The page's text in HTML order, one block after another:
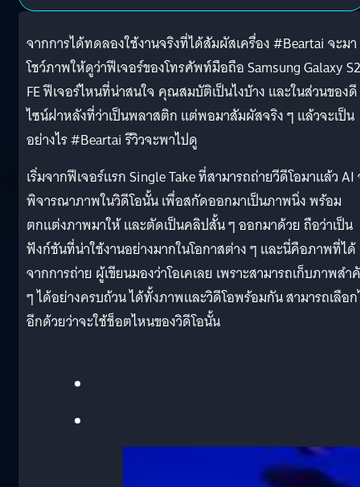
จากการได้ทดลองใช้งานจริงที่ได้สัมผัสเครื่อง #Beartai จะมา
โชว์ภาพให้ดูว่าฟีเจอร์ของโทรศัพท์มือถือ Samsung Galaxy
FE ฟีเจอร์ไหนที่น่าสนใจ คุณสมบัติเป็นไงบ้าง และในส่วนของดี
ไซน์ฝาหลังที่ว่าเป็นพลาสติก แต่พอมาสัมผัสจริง ๆ แล้วจะเป็น
อย่างไร #Beartai รีวิวจะพาไปดู
เริ่มจากฟีเจอร์แรก Single Take ที่สามารถถ่ายวีดีโอมาแล้ว AI
พิจารณาภาพในวิดีโอนั้น เพื่อสกัดออกมาเป็นภาพนิ่ง พร้อม
ตกแต่งภาพมาให้ และตัดเป็นคลิปสั้น ๆ ออกมาด้วย ถือว่าเป็น
ฟังก์ชันที่น่าใช้งานอย่างมากในโอกาสต่าง ๆ และนี่คือภาพที่ได้
จากการถ่าย ผู้เขียนมองว่าโอเคเลย เพราะสามารถเก็บภาพส
ๆ ได้อย่างครบถ้วน ได้ทั้งภาพและวิดีโอพร้อมกัน สามารถเลือ
อีกด้วยว่าจะใช้ช็อตไหนของวิดีโอนั้น